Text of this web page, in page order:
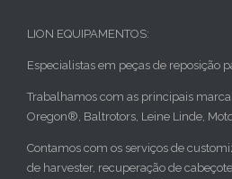
LION EQUIPAMENTOS:
Especialistas em peças de reposição
Trabalhamos com as principais
Oregon®, Baltrotors, Leine Linde,
Contamos com os serviços de
de harvester, recuperação de cabeçote